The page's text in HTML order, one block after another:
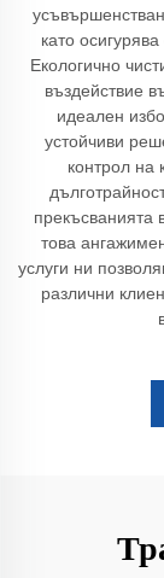
като
Екологично
въздействие
идеален
устойчиви
контрол на
прекъсванията
това
услуги ни
различни